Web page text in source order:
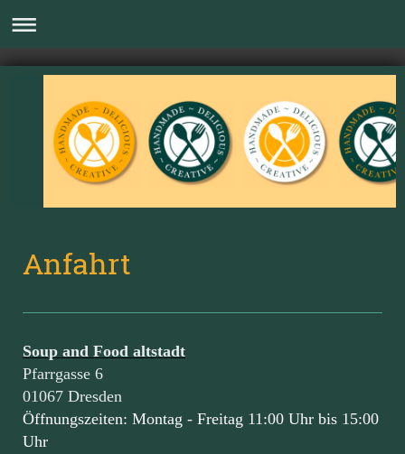
Anfahrt
Soup and Food altstadt
Pfarrgasse 6
01067 Dresden
Öffnungszeiten: Montag - Freitag 11:00 Uhr bis 15:00
Uhr